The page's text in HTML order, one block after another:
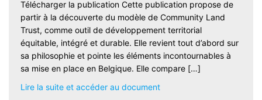
Télécharger la publication Cette publication propose de
partir à la découverte du modèle de Community Land
Trust, comme outil de développement territorial
équitable, intégré et durable. Elle revient tout d’abord sur
sa philosophie et pointe les éléments incontournables à
sa mise en place en Belgique. Elle compare […]
Lire la suite et accéder au documentabout Community Land